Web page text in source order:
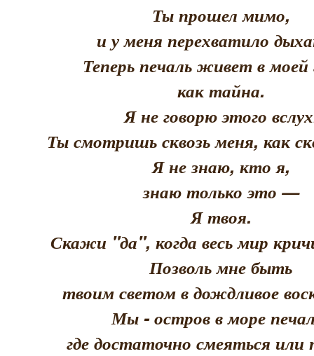
Ты прошел мимо,
и у меня перехватило
Теперь печаль живет в моей
как тайна.
Я не говорю этого
Ты смотришь сквозь меня, как
Я не знаю, кто я,
знаю только это —
Я твоя.
Скажи "да", когда весь мир
Позволь мне быть
твоим светом в дождливое
Мы - остров в море
где достаточно смеяться или